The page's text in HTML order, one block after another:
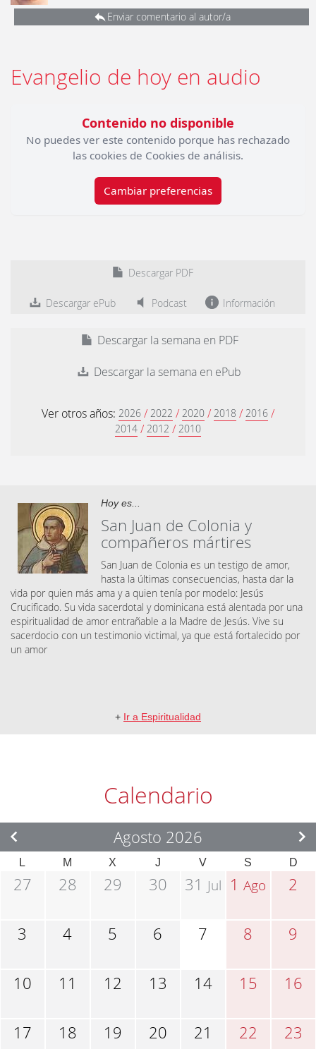
Enviar comentario al autor/a
Evangelio de hoy en audio
Contenido no disponible
No puedes ver este contenido porque has rechazado
las cookies de Cookies de análisis.
Cambiar preferencias
Descargar PDF
Descargar ePub Podcast Información
Descargar la semana en PDF
Descargar la semana en ePub
Ver otros años: 2026 / 2022 / 2020 / 2018 / 2016 /
2014 / 2012 / 2010
Hoy es...
San Juan de Colonia y
compañeros mártires
San Juan de Colonia es un testigo de amor,
hasta la últimas consecuencias, hasta dar la
vida por quien más ama y a quien tenía por modelo: Jesús
Crucificado. Su vida sacerdotal y dominicana está alentada por una
espiritualidad de amor entrañable a la Madre de Jesús. Vive su
sacerdocio con un testimonio victimal, ya que está fortalecido por
un amor
+ Ir a Espiritualidad
Calendario
Agosto 2026
L M X J V S D
27 28 29 30 31 Jul 1Ago 2
3 4 5 6 7 8 9
10 11 12 13 14 15 16
17 18 19 20 21 22 23